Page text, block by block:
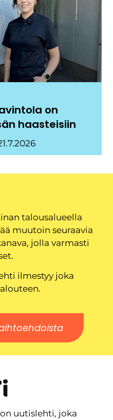
on
haasteisiin
talousalueella
muutoin seuraavia
jolla varmasti
ilmestyy joka
uutislehti, joka